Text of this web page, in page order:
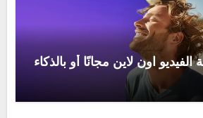
الفيديو اون لاين مجانًا أو بالذكاء